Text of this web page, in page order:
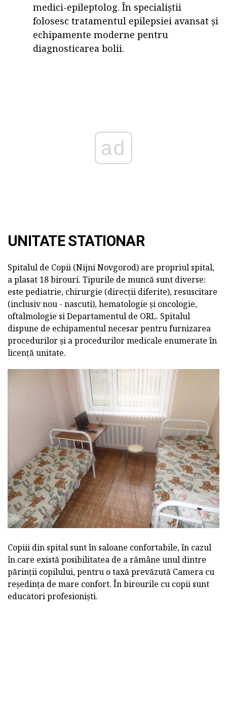
medici-epileptolog. În specialiștii
folosesc tratamentul epilepsiei avansat și
echipamente moderne pentru
diagnosticarea bolii.
ad
UNITATE STATIONAR
Spitalul de Copii (Nijni Novgorod) are propriul spital,
a plasat 18 birouri. Tipurile de muncă sunt diverse:
este pediatrie, chirurgie (direcții diferite), resuscitare
(inclusiv nou - nascuti), hematologie și oncologie,
oftalmologie si Departamentul de ORL. Spitalul
dispune de echipamentul necesar pentru furnizarea
procedurilor și a procedurilor medicale enumerate în
licență unitate.
Copiii din spital sunt în saloane confortabile, în cazul
în care există posibilitatea de a rămâne unul dintre
părinții copilului, pentru o taxă prevăzută Camera cu
reședința de mare confort. În birourile cu copii sunt
educatori profesioniști.